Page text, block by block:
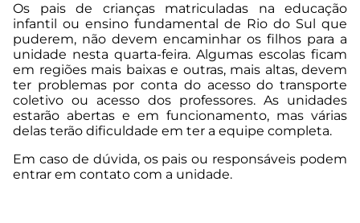
Os pais de crianças matriculadas na educação
infantil ou ensino fundamental de Rio do Sul que
puderem, não devem encaminhar os filhos para a
unidade nesta quarta-feira. Algumas escolas ficam
em regiões mais baixas e outras, mais altas, devem
ter problemas por conta do acesso do transporte
coletivo ou acesso dos professores. As unidades
estarão abertas e em funcionamento, mas várias
delas terão dificuldade em ter a equipe completa.
Em caso de dúvida, os pais ou responsáveis podem
entrar em contato com a unidade.